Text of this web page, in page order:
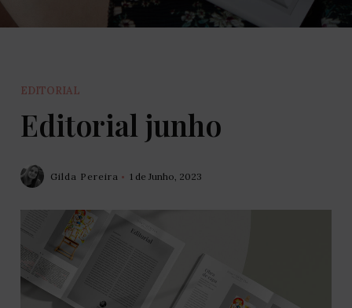
EDITORIAL
Editorial junho
Gilda Pereira 1 de Junho, 2023